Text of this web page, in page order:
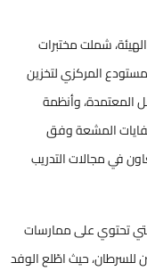
شملت مختبرات
المركزي لتخزين
المعتمدة، وأنظمة
المشعة وفق
في مجالات التدريب
تحتوي على ممارسات
للسرطان، حيث اطّلع الوفد